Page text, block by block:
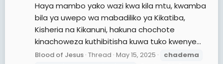
Haya mambo yako wazi kwa kila mtu, kwamba
bila ya uwepo wa mabadiliko ya Kikatiba,
Kisheria na Kikanuni, hakuna chochote
kinachoweza kuthibitisha kuwa tuko kwenye...
Blood of Jesus Thread May 15, 2025
chadema